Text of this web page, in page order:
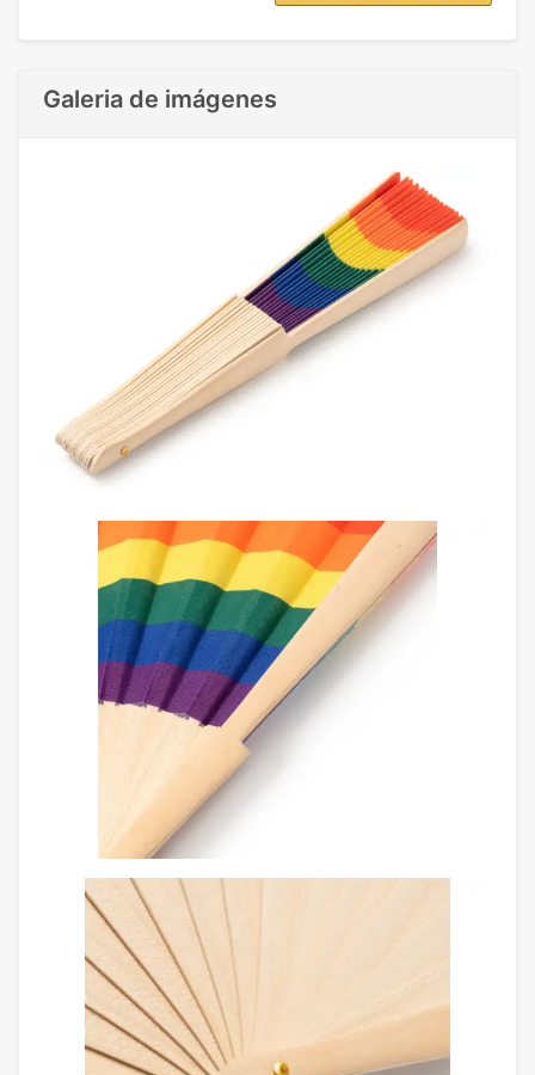
Galeria de imágenes